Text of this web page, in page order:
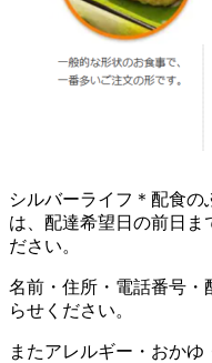
シルバーライフ＊配食
は、配達希望日の前日ま
ださい。
名前・住所・電話番号・
らせください。
またアレルギー・おかゆ